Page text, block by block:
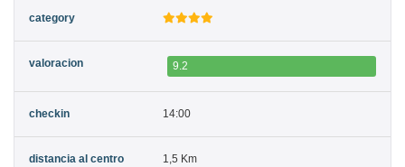
9.2
14:00
1,5 Km